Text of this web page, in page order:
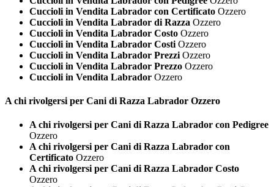
Cuccioli in Vendita Labrador con Certificato Ozzero
Cuccioli in Vendita Labrador di Razza Ozzero
Cuccioli in Vendita Labrador Costo Ozzero
Cuccioli in Vendita Labrador Costi Ozzero
Cuccioli in Vendita Labrador Prezzi Ozzero
Cuccioli in Vendita Labrador Prezzo Ozzero
Cuccioli in Vendita Labrador Ozzero
A chi rivolgersi per Cani di Razza Labrador Ozzero
A chi rivolgersi per Cani di Razza Labrador con Pedigree
Ozzero
A chi rivolgersi per Cani di Razza Labrador con
Certificato Ozzero
A chi rivolgersi per Cani di Razza Labrador Costo
Ozzero